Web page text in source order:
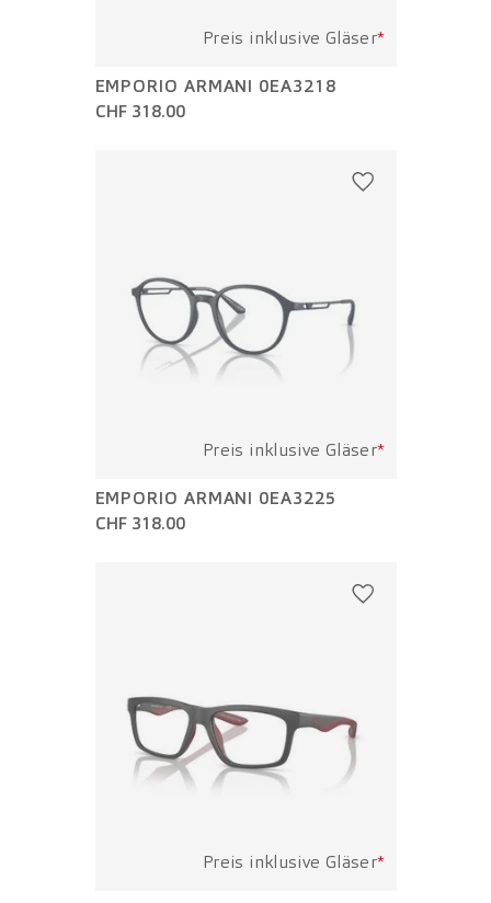
Preis inklusive Gläser*
EMPORIO ARMANI 0EA3218
CHF 318.00
Preis inklusive Gläser*
EMPORIO ARMANI 0EA3225
CHF 318.00
Preis inklusive Gläser*